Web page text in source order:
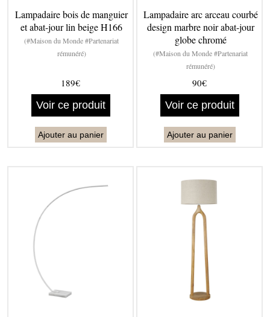
Lampadaire bois de manguier
et abat-jour lin beige H166
(#Maison du Monde #Partenariat
rémunéré)
189€
Voir ce produit
Ajouter au panier
Lampadaire arc arceau courbé
design marbre noir abat-jour
globe chromé
(#Maison du Monde #Partenariat
rémunéré)
90€
Voir ce produit
Ajouter au panier